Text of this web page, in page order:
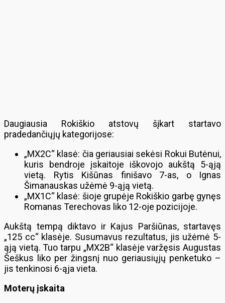
Daugiausia Rokiškio atstovų šįkart startavo
pradedančiųjų kategorijose:
„MX2C“ klasė: čia geriausiai sekėsi Rokui Butėnui,
kuris bendroje įskaitoje iškovojo aukštą 5-ąją
vietą. Rytis Kišūnas finišavo 7-as, o Ignas
Šimanauskas užėmė 9-ąją vietą.
„MX1C“ klasė: šioje grupėje Rokiškio garbę gynęs
Romanas Terechovas liko 12-oje pozicijoje.
Aukštą tempą diktavo ir Kajus Paršiūnas, startavęs
„125 cc“ klasėje. Susumavus rezultatus, jis užėmė 5-
ąją vietą. Tuo tarpu „MX2B“ klasėje varžęsis Augustas
Šeškus liko per žingsnį nuo geriausiųjų penketuko –
jis tenkinosi 6-ąja vieta.
Moterų įskaita